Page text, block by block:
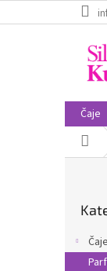
na
Čaje
p
Čaje